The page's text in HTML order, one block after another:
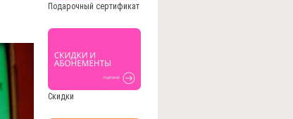
Подарочный сертификат
Скидки